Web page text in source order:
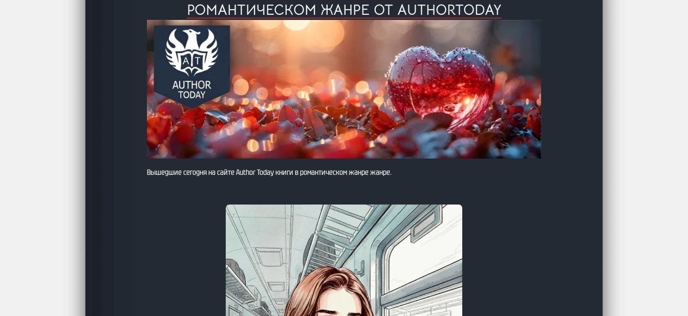
РОМАНТИЧЕСКОМ ЖАНРЕ ОТ AUTHORTODAY
Вышедшие сегодня на сайте Author Today книги в романтическом жанре жанре.